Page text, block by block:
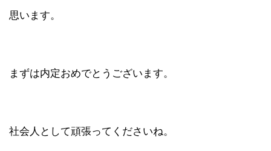
思います。
まずは内定おめでとうございます。
社会人として頑張ってくださいね。